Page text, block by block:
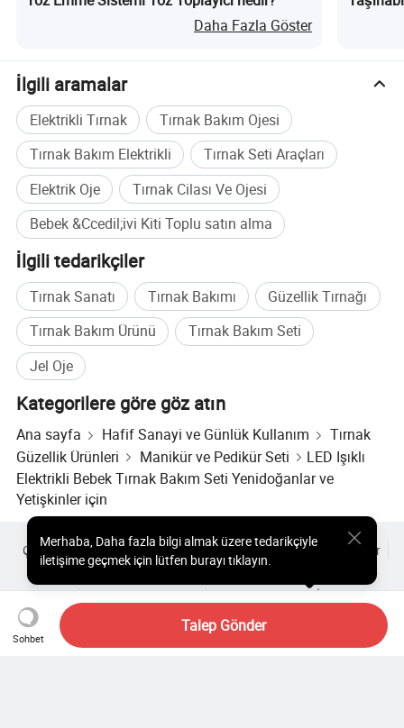
Daha Fazla Göster
İlgili aramalar
Elektrikli Tırnak
Tırnak Bakım Ojesi
Tırnak Bakım Elektrikli
Tırnak Seti Araçları
Elektrik Oje
Tırnak Cilası Ve Ojesi
Bebek &Ccedil;ivi Kiti Toplu satın alma
İlgili tedarikçiler
Tırnak Sanatı Tırnak Bakımı
Güzellik Tırnağı
Tırnak Bakım Ürünü
Tırnak Bakım Seti
Jel Oje
Kategorilere göre göz atın
Ana sayfa Hafif Sanayi ve Günlük Kullanım
Tırnak
Güzellik Ürünleri
Manikür ve Pedikür Seti
LED Işıklı
Elektrikli Bebek Tırnak Bakım Seti Yenidoğanlar ve
Yetişkinler için
Sohbet
Talep Gönder
Merhaba, Daha fazla bilgi almak üzere tedarikçiyle
iletişime geçmek için lütfen burayı tıklayın.
Çok Satılan Ürünler Sıcak Ürünler Fiyatı
Toptan Sıcak Ürünler
Yıldız alıcı
PC Sitesi
Analizler
Zarf
Kullanıcı Sözleşmesi Gizlilik Politikası
İletişim
Copyright © 2026 Focus Technology Co., Ltd. All Rights Reserved